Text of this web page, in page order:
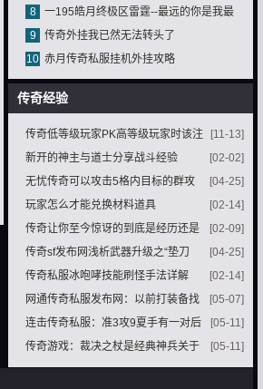
8
一195皓月终极区雷霆--最远的你是我最
近的爱
9
传奇外挂我已然无法转头了
10 赤月传奇私服挂机外挂攻略
传奇经验
[11-13]
传奇低等级玩家PK高等级玩家时该注
意哪些问题
[02-02]
新开的神主与道士分享战斗经验
[04-25]
无忧传奇可以攻击5格内目标的群攻
魔法地狱火
[02-14]
玩家怎么才能兑换材料道具
[02-09]
传奇让你至今惊讶的到底是经历还是
当年的哪些重大事件
[04-25]
传奇sf发布网浅析武器升级之“垫刀
论”
[02-14]
传奇私服冰咆哮技能刷怪手法详解
[05-07]
网通传奇私服发布网：以前打装备找
教主如今打装备找土豪
[05-11]
连击传奇私服：准3攻9夏手有一对后
来一个变成准2攻9咋回事
[05-11]
传奇游戏：裁决之杖是经典神兵关于
它的一切你都了解吗